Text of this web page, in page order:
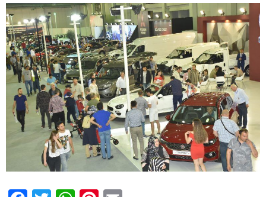
ziyaret
etti
için